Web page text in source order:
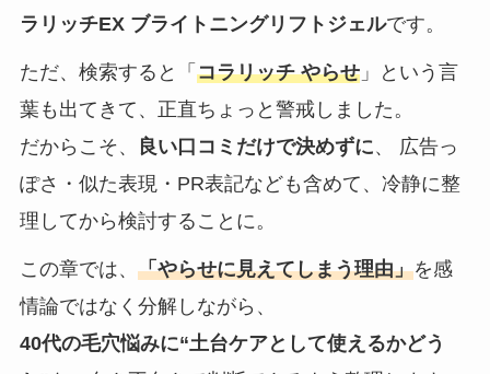
ラリッチEX ブライトニングリフトジェルです。
ただ、検索すると「 コラリッチ やらせ」という言
葉も出てきて、正直ちょっと警戒しました。
だからこそ、
良い口コミだけで決めずに、 広告っ
ぽさ・似た表現・PR表記なども含めて、冷静に整
理してから検討することに。
この章では、 「やらせに見えてしまう理由」を感
情論ではなく分解しながら、
40代の毛穴悩みに“土台ケアとして使えるかどう